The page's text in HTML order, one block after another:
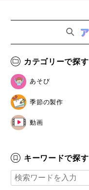
カテゴリーで探す
あそび
季節の製作
動画
キーワードで探す